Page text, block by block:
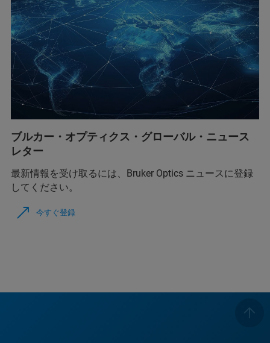
ブルカー・オプティクス・グローバル・ニュース
レター
最新情報を受け取るには、Bruker Optics ニュースに登録
してください。
今すぐ登録